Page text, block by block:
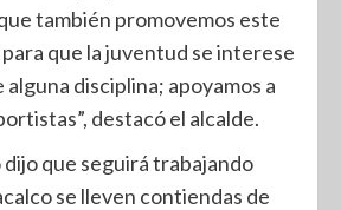
también promovemos este
que la juventud se interese
alguna disciplina; apoyamos a
destacó el alcalde.
que seguirá trabajando
se lleven contiendas de